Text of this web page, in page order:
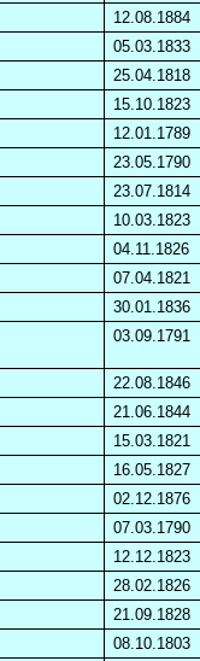
12.08.1884
05.03.1833
25.04.1818
15.10.1823
12.01.1789
23.05.1790
23.07.1814
10.03.1823
04.11.1826
07.04.1821
30.01.1836
03.09.1791
22.08.1846
21.06.1844
15.03.1821
16.05.1827
02.12.1876
07.03.1790
12.12.1823
28.02.1826
21.09.1828
08.10.1803